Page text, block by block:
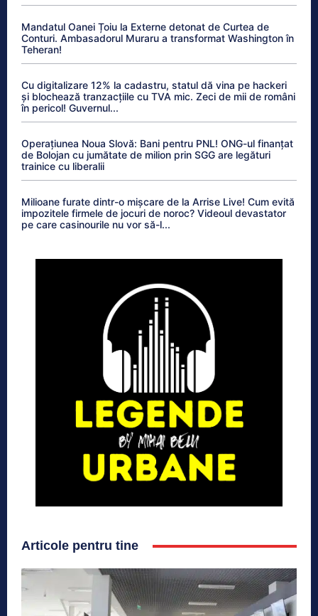
Mandatul Oanei Țoiu la Externe detonat de Curtea de
Conturi. Ambasadorul Muraru a transformat Washington în
Teheran!
Cu digitalizare 12% la cadastru, statul dă vina pe hackeri
și blochează tranzacțiile cu TVA mic. Zeci de mii de români
în pericol! Guvernul...
Operațiunea Noua Slovă: Bani pentru PNL! ONG-ul finanțat
de Bolojan cu jumătate de milion prin SGG are legături
trainice cu liberalii
Milioane furate dintr-o mișcare de la Arrise Live! Cum evită
impozitele firmele de jocuri de noroc? Videoul devastator
pe care casinourile nu vor să-l...
Articole pentru tine